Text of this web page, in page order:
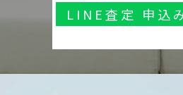
LINE査定 申込